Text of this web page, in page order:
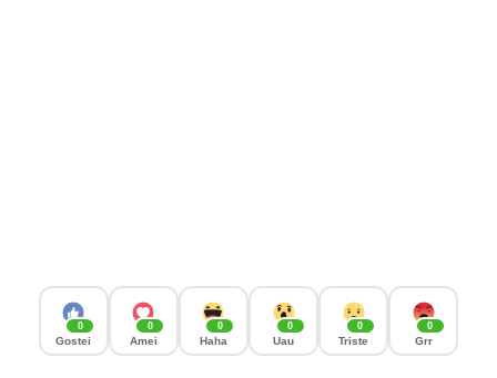
0
Gostei
0
Amei
0
Haha
0
Uau
0
Triste
0
Grr